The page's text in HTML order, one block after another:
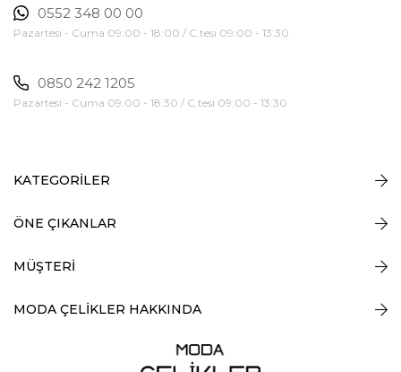
0552 348 00 00
Pazartesi - Cuma 09:00 - 18:00 / C.tesi 09:00 - 13:30
0850 242 1205
Pazartesi - Cuma 09:00 - 18:30 / C.tesi 09:00 - 13:30
KATEGORİLER
ÖNE ÇIKANLAR
MÜŞTERİ
MODA ÇELİKLER HAKKINDA